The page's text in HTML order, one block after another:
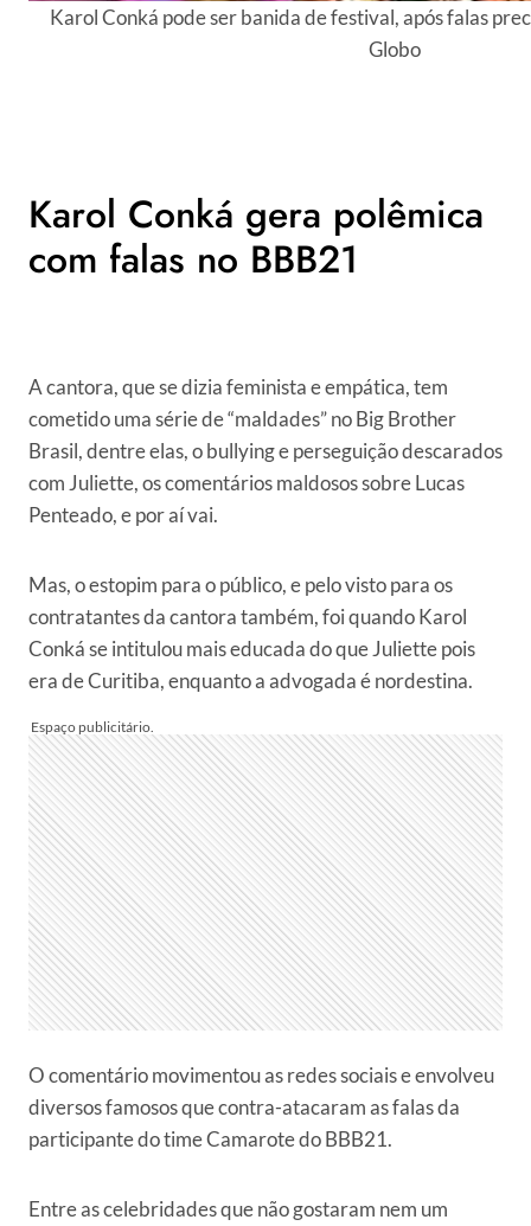
Karol Conká pode ser banida de festival, após falas
Globo
Karol Conká gera polêmica
com falas no BBB21
A cantora, que se dizia feminista e empática, tem
cometido uma série de “maldades” no Big Brother
Brasil, dentre elas, o bullying e perseguição descarados
com Juliette, os comentários maldosos sobre Lucas
Penteado, e por aí vai.
Mas, o estopim para o público, e pelo visto para os
contratantes da cantora também, foi quando Karol
Conká se intitulou mais educada do que Juliette pois
era de Curitiba, enquanto a advogada é nordestina.
O comentário movimentou as redes sociais e envolveu
diversos famosos que contra-atacaram as falas da
participante do time Camarote do BBB21.
Entre as celebridades que não gostaram nem um